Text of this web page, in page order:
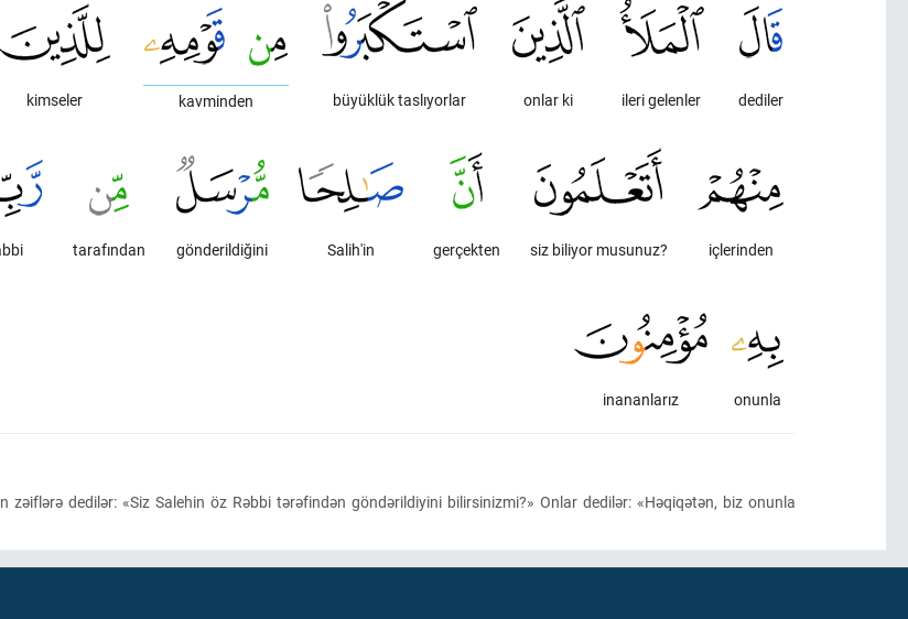
dediler
ileri gelenler
onlar ki
büyüklük taslıyorlar
kavminden
kimseler
içlerinden
siz biliyor musunuz?
gerçekten
Salih'in
gönderildiğini
tarafından
onunla
inananlarız
dedilər: «Siz Salehin öz Rəbbi tərəfindən göndərildiyini bilirsinizmi?» Onlar dedilər: «Həqiqətən, biz onunla